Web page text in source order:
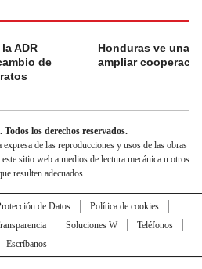
ADR
de
Honduras ve una
ampliar
los derechos reservados.
de las reproducciones y usos de las obras
sitio web a medios de lectura mecánica u otros
resulten adecuados.
de Datos
Política de cookies
Soluciones W
Teléfonos
Escríbanos